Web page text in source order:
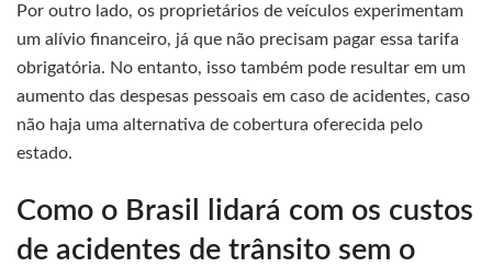
Por outro lado, os proprietários de veículos experimentam
um alívio financeiro, já que não precisam pagar essa tarifa
obrigatória. No entanto, isso também pode resultar em um
aumento das despesas pessoais em caso de acidentes, caso
não haja uma alternativa de cobertura oferecida pelo
estado.
Como o Brasil lidará com os custos
de acidentes de trânsito sem o